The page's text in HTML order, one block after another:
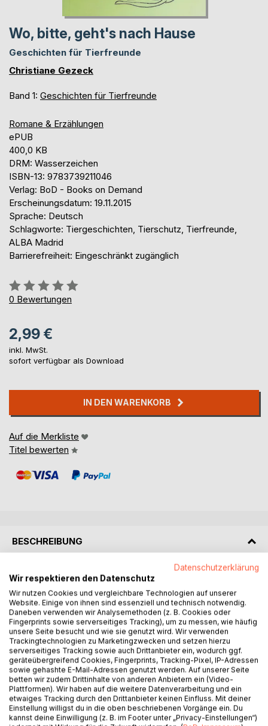
Wo, bitte, geht's nach Hause
Geschichten für Tierfreunde
Christiane Gezeck
Band 1: Geschichten für Tierfreunde
Romane & Erzählungen
ePUB
400,0 KB
DRM: Wasserzeichen
ISBN-13: 9783739211046
Verlag: BoD - Books on Demand
Erscheinungsdatum: 19.11.2015
Sprache: Deutsch
Schlagworte: Tiergeschichten, Tierschutz, Tierfreunde,
ALBA Madrid
Barrierefreiheit: Eingeschränkt zugänglich
Bewertung::
0%
0 Bewertungen
2,99 €
inkl. MwSt.
sofort verfügbar als Download
IN DEN WARENKORB
Auf die Merkliste
Titel bewerten
BESCHREIBUNG
„Wo, bitte, geht’s nach Hause?“
„.. für jeden von uns gibt es auf der Welt einen Menschen,
der sein Mensch ist, ...“ sagt die Boxer-Mix-Hündin Jule am
Ende ihrer Geschichte in diesem Buch, das ein Buch über
Tiere und für Tierfreunde ist, aber kein Tierbuch im
eigentlichen Sinne. Vielmehr spielen, genau betrachtet, die
Menschen die Hauptrolle, die sich offenbaren in ihrem
Verhalten den Tieren gegenüber, indem sie ihnen
wohlwollend und gütig, gedankenlos und gleichgültig oder
gar grausam und herzlos begegnen. Sehr sensibel und
einfühlsam werden hier die Geschichten von Hunden und
Datenschutzerklärung
Wir respektieren den Datenschutz
Wir nutzen Cookies und vergleichbare Technologien auf unserer
Website. Einige von ihnen sind essenziell und technisch notwendig.
Daneben verwenden wir Analysemethoden (z. B. Cookies oder
Fingerprints sowie serverseitiges Tracking), um zu messen, wie häufig
unsere Seite besucht und wie sie genutzt wird. Wir verwenden
Trackingtechnologien zu Marketingzwecken und setzen hierzu
serverseitiges Tracking sowie auch Drittanbieter ein, wodurch ggf.
geräteübergreifend Cookies, Fingerprints, Tracking-Pixel, IP-Adressen
sowie gehashte E-Mail-Adressen genutzt werden. Auf unserer Seite
betten wir zudem Drittinhalte von anderen Anbietern ein (Video-
Plattformen). Wir haben auf die weitere Datenverarbeitung und ein
etwaiges Tracking durch den Drittanbieter keinen Einfluss. Mit deiner
Einstellung willigst du in die oben beschriebenen Vorgänge ein. Du
kannst deine Einwilligung (z. B. im Footer unter „Privacy-Einstellungen“)